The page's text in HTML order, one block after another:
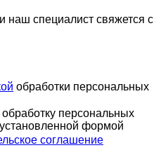
специалист свяжется с
обработки персональных
обработку персональных
формой
соглашение